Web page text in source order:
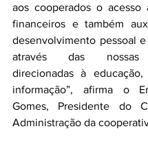
aos cooperados o acesso
financeiros e também
desenvolvimento pessoal
através das nossas
direcionadas à
informação”, afirma o
Gomes, Presidente do
Administração da